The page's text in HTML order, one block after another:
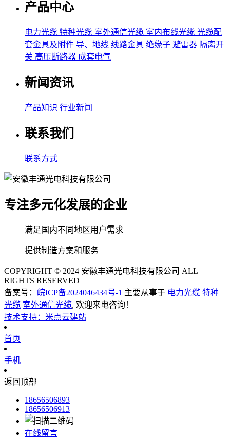
产品中心
电力光缆 特种光缆 室外通信光缆 室内布线光缆 光缆配
套金具及附件 导、地线 线路金具 绝缘子 避雷器 隔离开
关 高压断路器 成套电气
新闻资讯
产品知识 行业新闻
联系我们
联系方式
专注多元化发展的企业
满足国内不同地区用户需求
提供制造方案和服务
COPYRIGHT © 2024 安徽丰通光电科技有限公司 ALL
RIGHTS RESERVED
备案号： 皖ICP备2024046434号-1 主要从事于 电力光缆 特种
光缆 室外通信光缆, 欢迎来电咨询！
技术支持：米点云建站
首页
手机
返回顶部
18656506893
18656506913
在线留言